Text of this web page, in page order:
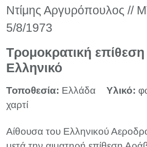
Ντίμης Αργυρόπουλος //
5/8/1973
Τρομοκρατική
Ελληνικό
Τοποθεσία: Ελλάδα Υλικό:
χαρτί
Αίθουσα του Ελληνικού